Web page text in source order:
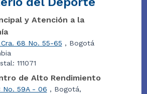
y Atención a la
68 No. 55-65 , Bogotá
111071
de Alto Rendimiento
No. 59A - 06 , Bogotá,